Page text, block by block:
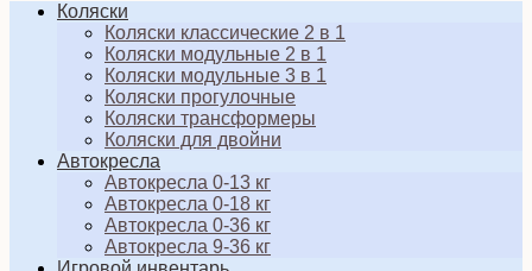
Коляски
Коляски классические 2 в 1
Коляски модульные 2 в 1
Коляски модульные 3 в 1
Коляски прогулочные
Коляски трансформеры
Коляски для двойни
Автокресла
Автокресла 0-13 кг
Автокресла 0-18 кг
Автокресла 0-36 кг
Автокресла 9-36 кг